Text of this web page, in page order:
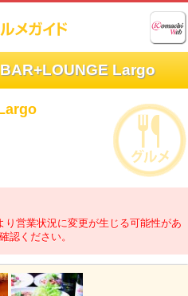
Largo
営業状況に変更が生じる可能性があ
認ください。